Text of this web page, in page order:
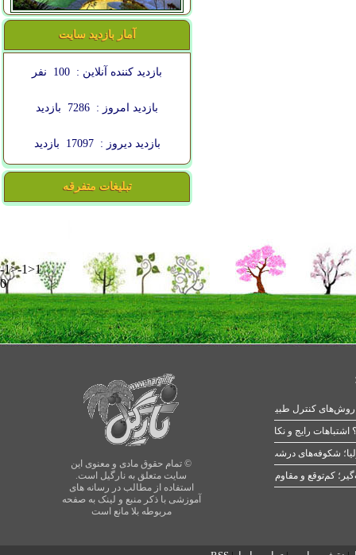
آمار بازدید سایت
بازدید کننده آنلاین : 100 نفر
بازدید امروز : 7286 بازدید
بازدید دیروز : 17097 بازدید
تبلیغات متفرقه
-1>-1>1
0
© تمام حقوق مادی و معنوی این
سایت متعلق به نارگیل است.
استفاده از مطالب در رسانه های
آموزشی با ذکر منبع و لینک به صفحه
مربوطه بلا مانع است
رایج و نکات طلایی
شکوفه‌های درشت در بهار